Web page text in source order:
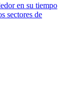
en su tiempo
sectores de